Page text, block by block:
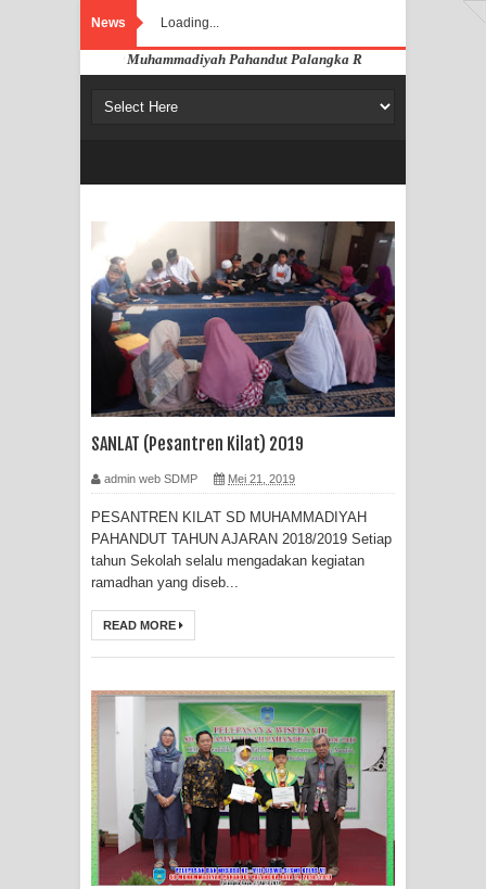
News Loading...
di Website SD Muhammadiyah Pahandut Palangka Raya
SANLAT (Pesantren Kilat) 2019
admin web SDMP Mei 21, 2019
PESANTREN KILAT SD MUHAMMADIYAH
PAHANDUT TAHUN AJARAN 2018/2019 Setiap
tahun Sekolah selalu mengadakan kegiatan
ramadhan yang diseb...
READ MORE